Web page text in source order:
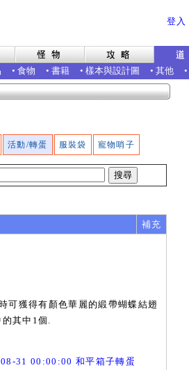
登入
• 食物 • 書籍 • 樣本與設計圖 • 其他 •
活動/轉蛋 服裝袋 寵物哨子
補充
可獲得有顏色華麗的緞帶蝴蝶結翅
其中1個.
31 00:00:00 和平箱子轉蛋